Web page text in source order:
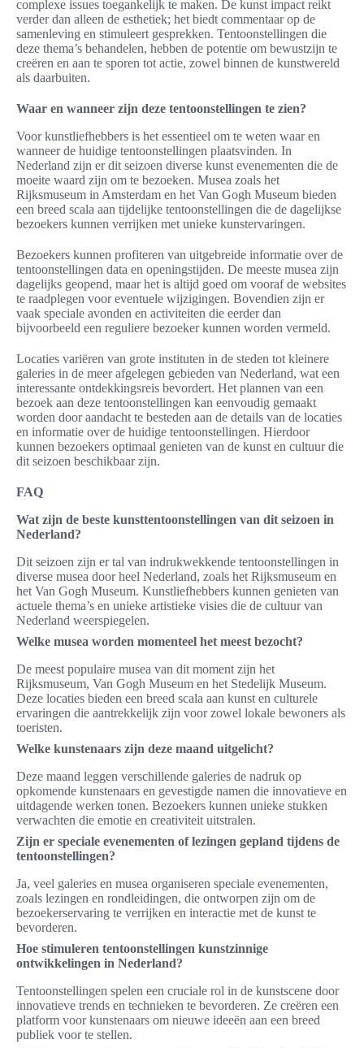
complexe issues toegankelijk te maken. De kunst impact reikt
verder dan alleen de esthetiek; het biedt commentaar op de
samenleving en stimuleert gesprekken. Tentoonstellingen die
deze thema’s behandelen, hebben de potentie om bewustzijn te
creëren en aan te sporen tot actie, zowel binnen de kunstwereld
als daarbuiten.
Waar en wanneer zijn deze tentoonstellingen te zien?
Voor kunstliefhebbers is het essentieel om te weten waar en
wanneer de huidige tentoonstellingen plaatsvinden. In
Nederland zijn er dit seizoen diverse kunst evenementen die de
moeite waard zijn om te bezoeken. Musea zoals het
Rijksmuseum in Amsterdam en het Van Gogh Museum bieden
een breed scala aan tijdelijke tentoonstellingen die de dagelijkse
bezoekers kunnen verrijken met unieke kunstervaringen.
Bezoekers kunnen profiteren van uitgebreide informatie over de
tentoonstellingen data en openingstijden. De meeste musea zijn
dagelijks geopend, maar het is altijd goed om vooraf de websites
te raadplegen voor eventuele wijzigingen. Bovendien zijn er
vaak speciale avonden en activiteiten die eerder dan
bijvoorbeeld een reguliere bezoeker kunnen worden vermeld.
Locaties variëren van grote instituten in de steden tot kleinere
galeries in de meer afgelegen gebieden van Nederland, wat een
interessante ontdekkingsreis bevordert. Het plannen van een
bezoek aan deze tentoonstellingen kan eenvoudig gemaakt
worden door aandacht te besteden aan de details van de locaties
en informatie over de huidige tentoonstellingen. Hierdoor
kunnen bezoekers optimaal genieten van de kunst en cultuur die
dit seizoen beschikbaar zijn.
FAQ
Wat zijn de beste kunsttentoonstellingen van dit seizoen in
Nederland?
Dit seizoen zijn er tal van indrukwekkende tentoonstellingen in
diverse musea door heel Nederland, zoals het Rijksmuseum en
het Van Gogh Museum. Kunstliefhebbers kunnen genieten van
actuele thema’s en unieke artistieke visies die de cultuur van
Nederland weerspiegelen.
Welke musea worden momenteel het meest bezocht?
De meest populaire musea van dit moment zijn het
Rijksmuseum, Van Gogh Museum en het Stedelijk Museum.
Deze locaties bieden een breed scala aan kunst en culturele
ervaringen die aantrekkelijk zijn voor zowel lokale bewoners als
toeristen.
Welke kunstenaars zijn deze maand uitgelicht?
Deze maand leggen verschillende galeries de nadruk op
opkomende kunstenaars en gevestigde namen die innovatieve en
uitdagende werken tonen. Bezoekers kunnen unieke stukken
verwachten die emotie en creativiteit uitstralen.
Zijn er speciale evenementen of lezingen gepland tijdens de
tentoonstellingen?
Ja, veel galeries en musea organiseren speciale evenementen,
zoals lezingen en rondleidingen, die ontworpen zijn om de
bezoekerservaring te verrijken en interactie met de kunst te
bevorderen.
Hoe stimuleren tentoonstellingen kunstzinnige
ontwikkelingen in Nederland?
Tentoonstellingen spelen een cruciale rol in de kunstscene door
innovatieve trends en technieken te bevorderen. Ze creëren een
platform voor kunstenaars om nieuwe ideeën aan een breed
publiek voor te stellen.